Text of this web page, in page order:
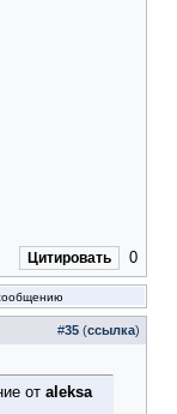
Цитировать 0
#35 (ссылка)
от aleksa